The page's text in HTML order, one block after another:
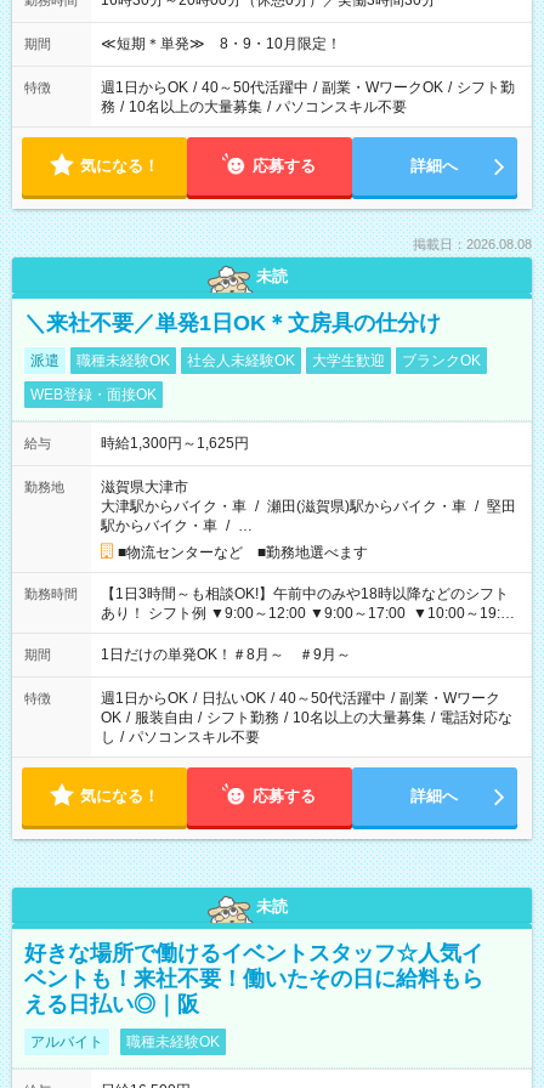
期間 ≪短期＊単発≫ 8・9・10月限定！
特徴 週1日からOK / 40～50代活躍中 / 副業・WワークOK / シフト勤
務 / 10名以上の大量募集 / パソコンスキル不要
気になる！ 応募する 詳細へ
掲載日：2026.08.08
未読
＼来社不要／単発1日OK＊文房具の仕分け
派遣 職種未経験OK 社会人未経験OK 大学生歓迎
ブランクOK
WEB登録・面接OK
給与 時給1,300円～1,625円
勤務地
滋賀県大津市
大津駅からバイク・車 / 瀬田(滋賀県)駅からバイク・車 / 堅田
駅からバイク・車 / …
■物流センターなど ■勤務地選べます
勤務時間
【1日3時間～も相談OK!】午前中のみや18時以降などのシフト
あり！ シフト例 ▼9:00～12:00 ▼9:00～17:00 ▼10:00～19:00
▼18:00～21:00
期間 1日だけの単発OK！＃8月～ ＃9月～
特徴 週1日からOK / 日払いOK / 40～50代活躍中 / 副業・Wワーク
OK / 服装自由 / シフト勤務 / 10名以上の大量募集 / 電話対応な
し / パソコンスキル不要
気になる！ 応募する 詳細へ
未読
好きな場所で働けるイベントスタッフ☆人気イ
ベントも！来社不要！働いたその日に給料もら
える日払い◎｜阪
アルバイト 職種未経験OK